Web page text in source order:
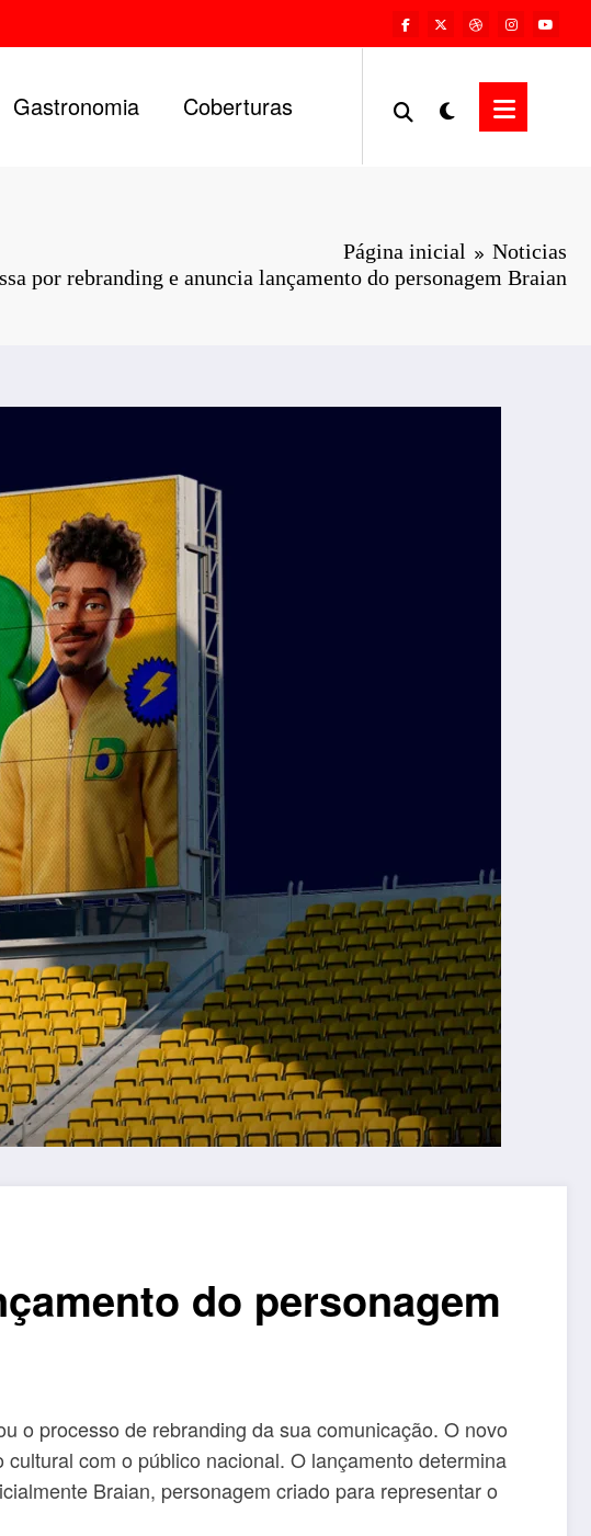
Gastronomia Coberturas
Página inicial
Noticias
por rebranding e anuncia lançamento do personagem Braian
do personagem
o processo de rebranding da sua comunicação. O novo
com o público nacional. O lançamento determina
Braian, personagem criado para representar o